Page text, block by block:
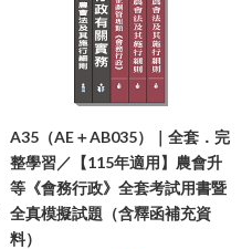
A35（AE＋AB035）｜全套．完
整學習／【115年適用】農會升
等《會務行政》全套考試用書暨
全真模擬試題（含釋函補充資
料）